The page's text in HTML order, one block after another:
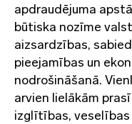
apdraudējuma
būtiska nozīme
aizsardzības,
pieejamības un
nodrošināšanā.
arvien lielākām
izglītības, veselības